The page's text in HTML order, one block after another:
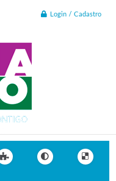
Login / Cadastro